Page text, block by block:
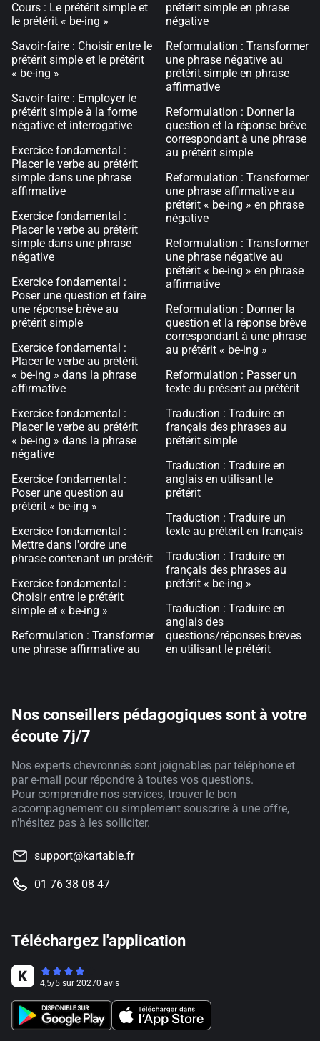
Cours : Le prétérit simple et
le prétérit « be-ing »
Savoir-faire : Choisir entre le
prétérit simple et le prétérit
« be-ing »
Savoir-faire : Employer le
prétérit simple à la forme
négative et interrogative
Exercice fondamental :
Placer le verbe au prétérit
simple dans une phrase
affirmative
Exercice fondamental :
Placer le verbe au prétérit
simple dans une phrase
négative
Exercice fondamental :
Poser une question et faire
une réponse brève au
prétérit simple
Exercice fondamental :
Placer le verbe au prétérit
« be-ing » dans la phrase
affirmative
Exercice fondamental :
Placer le verbe au prétérit
« be-ing » dans la phrase
négative
Exercice fondamental :
Poser une question au
prétérit « be-ing »
Exercice fondamental :
Mettre dans l'ordre une
phrase contenant un prétérit
Exercice fondamental :
Choisir entre le prétérit
simple et « be-ing »
Reformulation : Transformer
une phrase affirmative au
prétérit simple en phrase
négative
Reformulation : Transformer
une phrase négative au
prétérit simple en phrase
affirmative
Reformulation : Donner la
question et la réponse brève
correspondant à une phrase
au prétérit simple
Reformulation : Transformer
une phrase affirmative au
prétérit « be-ing » en phrase
négative
Reformulation : Transformer
une phrase négative au
prétérit « be-ing » en phrase
affirmative
Reformulation : Donner la
question et la réponse brève
correspondant à une phrase
au prétérit « be-ing »
Reformulation : Passer un
texte du présent au prétérit
Traduction : Traduire en
français des phrases au
prétérit simple
Traduction : Traduire en
anglais en utilisant le
prétérit
Traduction : Traduire un
texte au prétérit en français
Traduction : Traduire en
français des phrases au
prétérit « be-ing »
Traduction : Traduire en
anglais des
questions/réponses brèves
en utilisant le prétérit
Nos conseillers pédagogiques sont à votre
écoute 7j/7
Nos experts chevronnés sont joignables par téléphone et
par e-mail pour répondre à toutes vos questions.
Pour comprendre nos services, trouver le bon
accompagnement ou simplement souscrire à une offre,
n'hésitez pas à les solliciter.
support@kartable.fr
01 76 38 08 47
Téléchargez l'application
4,5/5 sur 20270 avis